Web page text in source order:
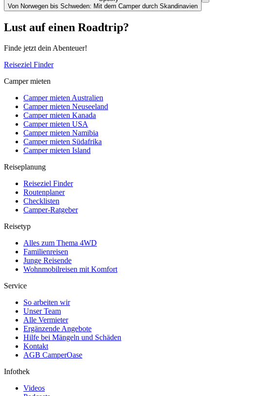
Von Norwegen bis Schweden: Mit dem Camper durch Skandinavien
Lust auf einen Roadtrip?
Finde jetzt dein Abenteuer!
Reiseziel Finder
Camper mieten
Camper mieten Australien
Camper mieten Neuseeland
Camper mieten Kanada
Camper mieten USA
Camper mieten Namibia
Camper mieten Südafrika
Camper mieten Island
Reiseplanung
Reiseziel Finder
Routenplaner
Checklisten
Camper-Ratgeber
Reisetyp
Alles zum Thema 4WD
Familienreisen
Junge Reisende
Wohnmobilreisen mit Komfort
Service
So arbeiten wir
Unser Team
Alle Vermieter
Ergänzende Angebote
Hilfe bei Mängeln und Schäden
Kontakt
AGB CamperOase
Infothek
Videos